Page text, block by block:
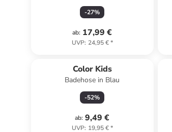
-27%
ab: 17,99 €
UVP: 24,95 €*
Color Kids
Badehose in Blau
-52%
ab: 9,49 €
UVP: 19,95 €*